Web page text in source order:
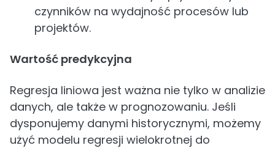
czynników na wydajność procesów lub
projektów.
Wartość predykcyjna
Regresja liniowa jest ważna nie tylko w analizie
danych, ale także w prognozowaniu. Jeśli
dysponujemy danymi historycznymi, możemy
użyć modelu regresji wielokrotnej do